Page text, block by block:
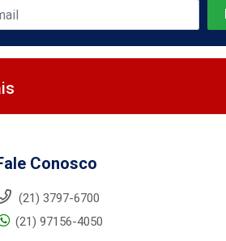
Conosco
(21) 3797-6700
(21) 97156-4050